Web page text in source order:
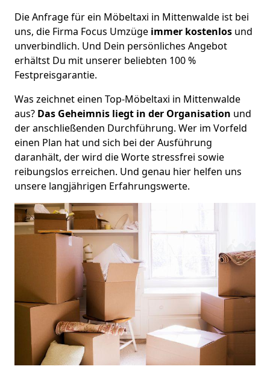
Die Anfrage für ein Möbeltaxi in Mittenwalde ist bei
uns, die Firma Focus Umzüge immer kostenlos und
unverbindlich. Und Dein persönliches Angebot
erhältst Du mit unserer beliebten 100 %
Festpreisgarantie.
Was zeichnet einen Top-Möbeltaxi in Mittenwalde
aus? Das Geheimnis liegt in der Organisation und
der anschließenden Durchführung. Wer im Vorfeld
einen Plan hat und sich bei der Ausführung
daranhält, der wird die Worte stressfrei sowie
reibungslos erreichen. Und genau hier helfen uns
unsere langjährigen Erfahrungswerte.